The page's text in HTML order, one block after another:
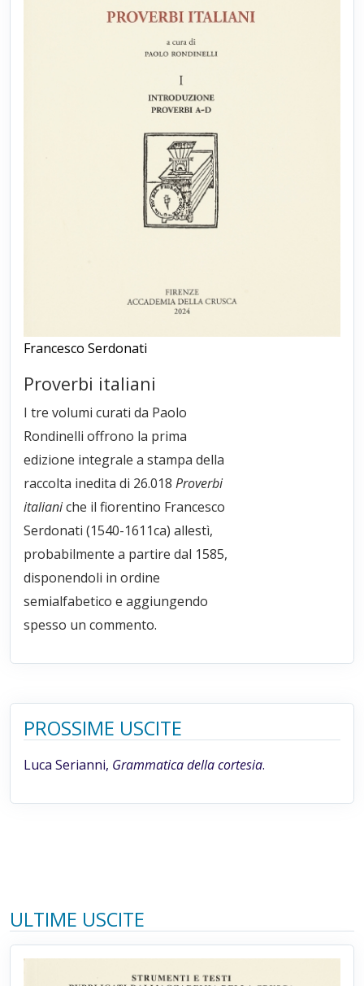
Francesco Serdonati
Proverbi italiani
I tre volumi curati da Paolo
Rondinelli offrono la prima
edizione integrale a stampa della
raccolta inedita di 26.018 Proverbi
italianiche il fiorentino Francesco
Serdonati (1540-1611ca) allestì,
probabilmente a partire dal 1585,
disponendoli in ordine
semialfabetico e aggiungendo
spesso un commento.
PROSSIME USCITE
Luca Serianni, Grammatica della cortesia.
ULTIME USCITE